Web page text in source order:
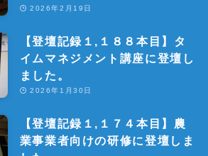
2026年2月19日
【登壇記録１,１８８本目】タ
イムマネジメント講座に登壇し
ました。
2026年1月30日
【登壇記録１,１７４本目】農
業事業者向けの研修に登壇しま